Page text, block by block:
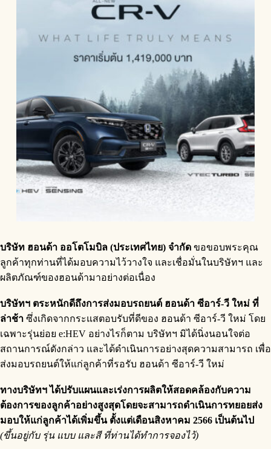
บริษัท ฮอนด้า ออโตโมบิล (ประเทศไทย) จำกัด ขอขอบพระคุณ
ลูกค้าทุกท่านที่ได้มอบความไว้วางใจ และเชื่อมั่นในบริษัทฯ และ
ผลิตภัณฑ์ของฮอนด้ามาอย่างต่อเนื่อง
บริษัทฯ ตระหนักดีถึงการส่งมอบรถยนต์ ฮอนด้า ซีอาร์-วี ใหม่ ที่
ล่าช้า ซึ่งเกิดจากกระแสตอบรับที่ดีของ ฮอนด้า ซีอาร์-วี ใหม่ โดย
เฉพาะรุ่นย่อย e:HEV อย่างไรก็ตาม บริษัทฯ มิได้นิ่งนอนใจต่อ
สถานการณ์ดังกล่าว และได้ดำเนินการอย่างสุดความสามารถ เพื่อ
ส่งมอบรถยนต์ให้แก่ลูกค้าที่รอรับ ฮอนด้า ซีอาร์-วี ใหม่
ทางบริษัทฯ ได้ปรับแผนและเร่งการผลิตให้สอดคล้องกับความ
ต้องการของลูกค้าอย่างสูงสุดโดยจะสามารถดำเนินการทยอยส่ง
มอบให้แก่ลูกค้าได้เพิ่มขึ้น ตั้งแต่เดือนสิงหาคม 2566 เป็นต้นไป
(ขึ้นอยู่กับ รุ่น แบบ และสี ที่ท่านได้ทำการจองไว้)